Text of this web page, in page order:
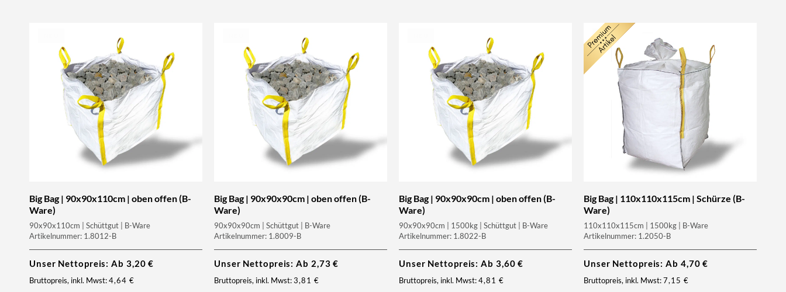
Big Bag | 90x90x110cm | oben offen (B-
Ware)
90x90x110cm | Schüttgut | B-Ware
Artikelnummer: 1.8012-B
Unser Nettopreis: Ab 3,20€
Bruttopreis, inkl. Mwst:4,64 €
Big Bag | 90x90x90cm | oben offen (B-
Ware)
90x90x90cm | Schüttgut | B-Ware
Artikelnummer: 1.8009-B
Unser Nettopreis: Ab 2,73€
Bruttopreis, inkl. Mwst:3,81 €
Big Bag | 90x90x90cm | oben offen (B-
Ware)
90x90x90cm | 1500kg | Schüttgut | B-Ware
Artikelnummer: 1.8022-B
Unser Nettopreis: Ab 3,60€
Bruttopreis, inkl. Mwst:4,81 €
NEU
Big Bag | 110x110x115cm | Schürze (B-
Ware)
110x110x115cm | 1500kg | B-Ware
Artikelnummer: 1.2050-B
Unser Nettopreis: Ab 4,70€
Bruttopreis, inkl. Mwst:7,15 €